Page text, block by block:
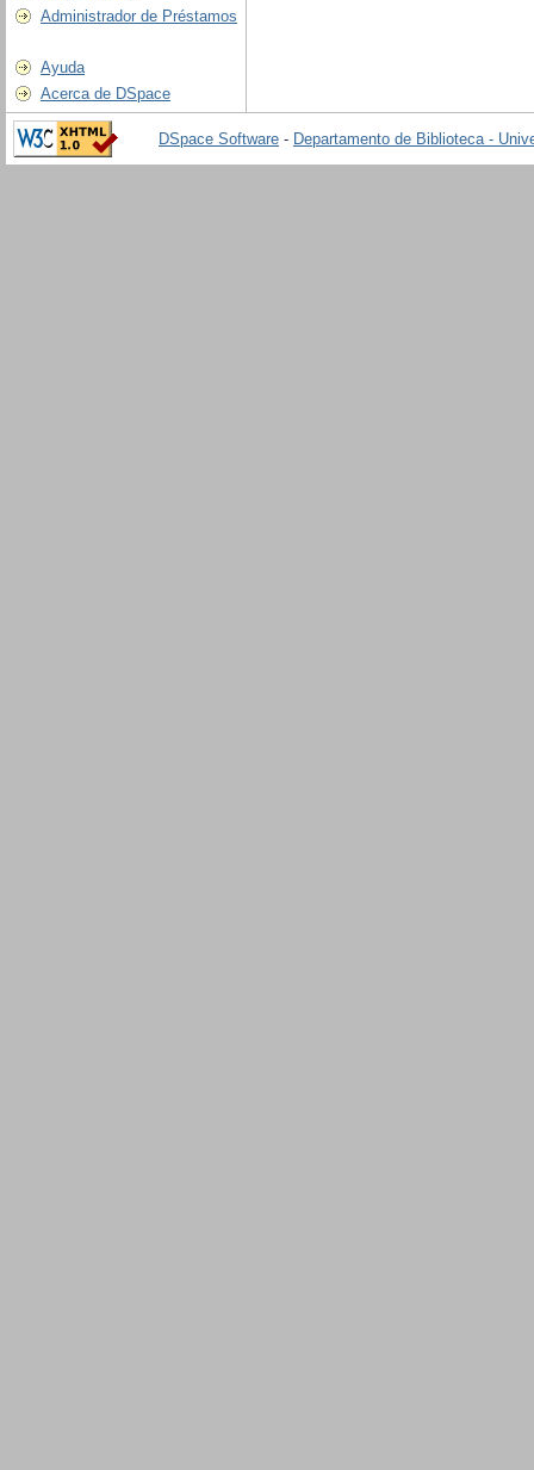
Administrador de Préstamos
Ayuda
Acerca de DSpace
DSpace Software - Departamento de Biblioteca -